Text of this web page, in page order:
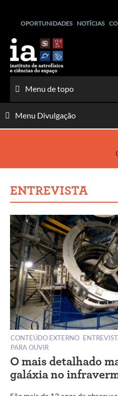
conteúdo
OPORTUNIDADES NOTÍCIAS
Menu de topo
Menu Divulgação
ENTREVISTA
CONTEÚDO EXTERNO
PARA OUVIR
O mais detalhado
galáxia no